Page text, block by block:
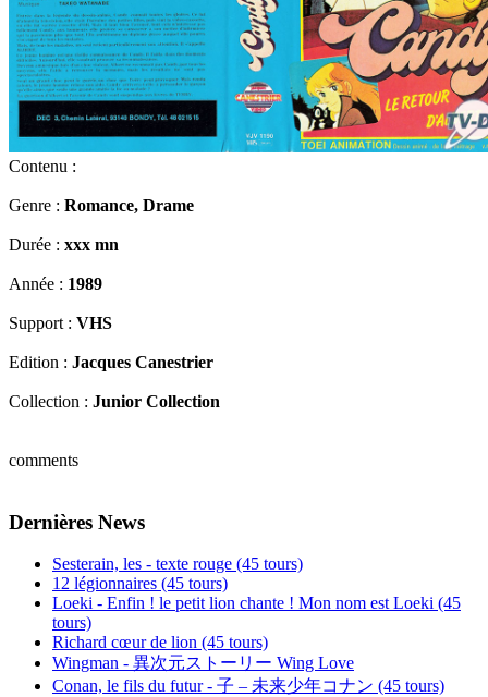
Contenu :
Genre : Romance, Drame
Durée : xxx mn
Année : 1989
Support : VHS
Edition : Jacques Canestrier
Collection : Junior Collection
comments
Dernières News
Sesterain, les - texte rouge (45 tours)
12 légionnaires (45 tours)
Loeki - Enfin ! le petit lion chante ! Mon nom est Loeki (45
tours)
Richard cœur de lion (45 tours)
Wingman - 異次元ストーリー Wing Love
Conan, le fils du futur - 子 – 未来少年コナン (45 tours)